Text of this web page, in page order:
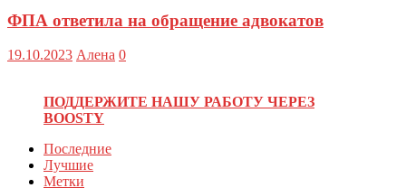
ФПА ответила на обращение адвокатов
19.10.2023 Алена 0
ПОДДЕРЖИТЕ НАШУ РАБОТУ ЧЕРЕЗ
BOOSTY
Последние
Лучшие
Метки